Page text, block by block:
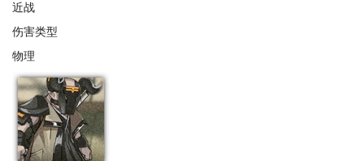
近战
伤害类型
物理